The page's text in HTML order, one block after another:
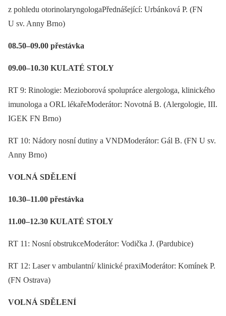
z pohledu otorinolaryngologaPřednášející: Urbánková P. (FN
U sv. Anny Brno)
08.50–09.00 přestávka
09.00–10.30 KULATÉ STOLY
RT 9: Rinologie: Mezioborová spolupráce alergologa, klinického
imunologa a ORL lékařeModerátor: Novotná B. (Alergologie, III.
IGEK FN Brno)
RT 10: Nádory nosní dutiny a VNDModerátor: Gál B. (FN U sv.
Anny Brno)
VOLNÁ SDĚLENÍ
10.30–11.00 přestávka
11.00–12.30 KULATÉ STOLY
RT 11: Nosní obstrukceModerátor: Vodička J. (Pardubice)
RT 12: Laser v ambulantní/ klinické praxiModerátor: Komínek P.
(FN Ostrava)
VOLNÁ SDĚLENÍ